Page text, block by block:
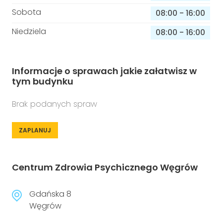
Sobota
08:00 - 16:00
Niedziela
08:00 - 16:00
Informacje o sprawach jakie załatwisz w
tym budynku
Brak podanych spraw
ZAPLANUJ
Centrum Zdrowia Psychicznego Węgrów
Gdańska 8
Węgrów